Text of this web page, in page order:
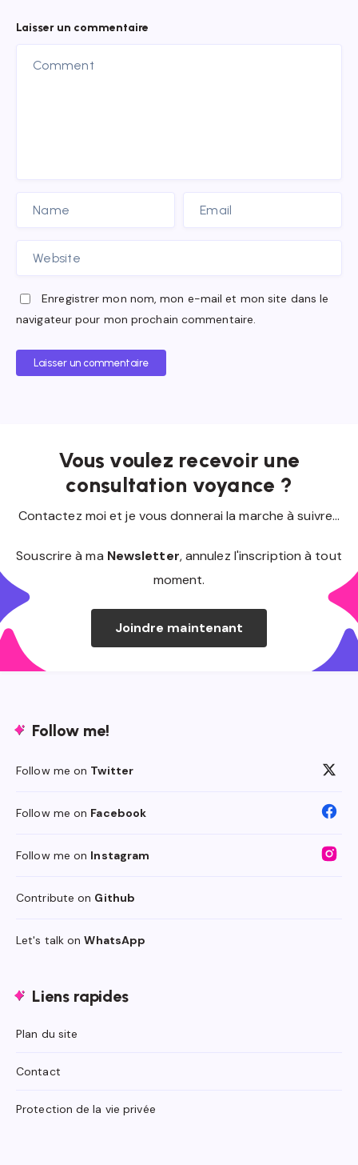
Laisser un commentaire
Enregistrer mon nom, mon e-mail et mon site dans le
navigateur pour mon prochain commentaire.
Laisser un commentaire
Vous voulez recevoir une
consultation voyance ?
Contactez moi et je vous donnerai la marche à suivre...
Souscrire à ma Newsletter, annulez l'inscription à tout
moment.
Joindre maintenant
Follow me!
Follow me on Twitter
Follow me on Facebook
Follow me on Instagram
Contribute on Github
Let's talk onWhatsApp
Liens rapides
Plan du site
Contact
Protection de la vie privée